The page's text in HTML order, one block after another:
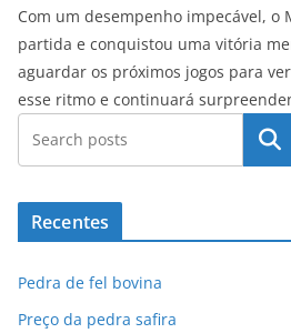
Com um desempenho impecável, o
partida e conquistou uma vitória
aguardar os próximos jogos para
esse ritmo e continuará
Recentes
Pedra de fel bovina
Preço da pedra safira